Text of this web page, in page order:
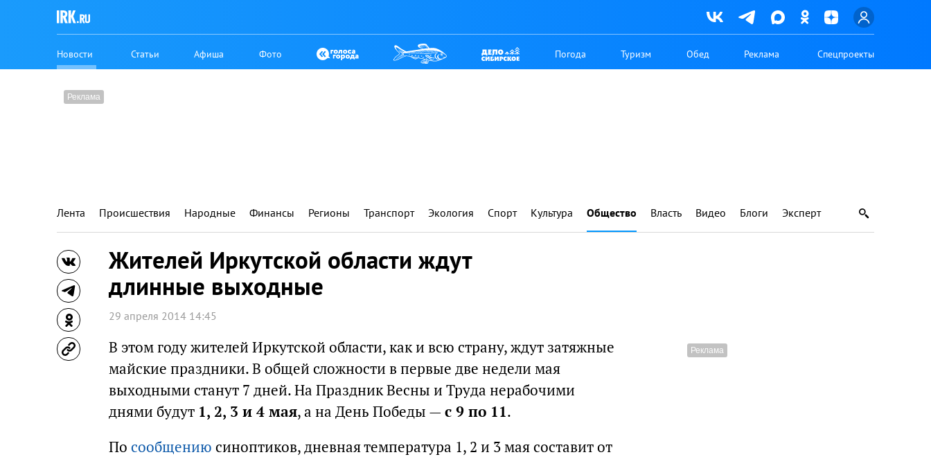
Новости Статьи Афиша Фото Погода Туризм Обед Реклама Спецпроекты
Лента Происшествия Народные Финансы Регионы Транспорт Экология Спорт Культура Общество Власть Видео Блоги Эксперт
Жителей Иркутской области ждут
длинные выходные
29 апреля 2014 14:45
В этом году жителей Иркутской области, как и всю страну, ждут затяжные
майские праздники. В общей сложности в первые две недели мая
выходными станут 7 дней. На Праздник Весны и Труда нерабочими
днями будут 1, 2, 3 и 4 мая, а на День Победы —с 9 по 11.
По сообщению синоптиков, дневная температура 1, 2 и 3 мая составит от